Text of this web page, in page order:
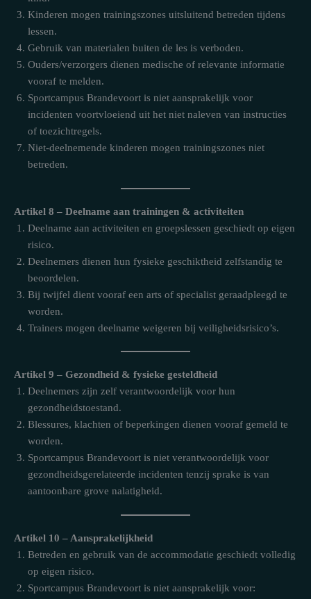
Kinderen mogen trainingszones uitsluitend betreden tijdens
lessen.
Gebruik van materialen buiten de les is verboden.
Ouders/verzorgers dienen medische of relevante informatie
vooraf te melden.
Sportcampus Brandevoort is niet aansprakelijk voor
incidenten voortvloeiend uit het niet naleven van instructies
of toezichtregels.
Niet-deelnemende kinderen mogen trainingszones niet
betreden.
Artikel 8 – Deelname aan trainingen & activiteiten
Deelname aan activiteiten en groepslessen geschiedt op eigen
risico.
Deelnemers dienen hun fysieke geschiktheid zelfstandig te
beoordelen.
Bij twijfel dient vooraf een arts of specialist geraadpleegd te
worden.
Trainers mogen deelname weigeren bij veiligheidsrisico’s.
Artikel 9 – Gezondheid & fysieke gesteldheid
Deelnemers zijn zelf verantwoordelijk voor hun
gezondheidstoestand.
Blessures, klachten of beperkingen dienen vooraf gemeld te
worden.
Sportcampus Brandevoort is niet verantwoordelijk voor
gezondheidsgerelateerde incidenten tenzij sprake is van
aantoonbare grove nalatigheid.
Artikel 10 – Aansprakelijkheid
Betreden en gebruik van de accommodatie geschiedt volledig
op eigen risico.
Sportcampus Brandevoort is niet aansprakelijk voor: